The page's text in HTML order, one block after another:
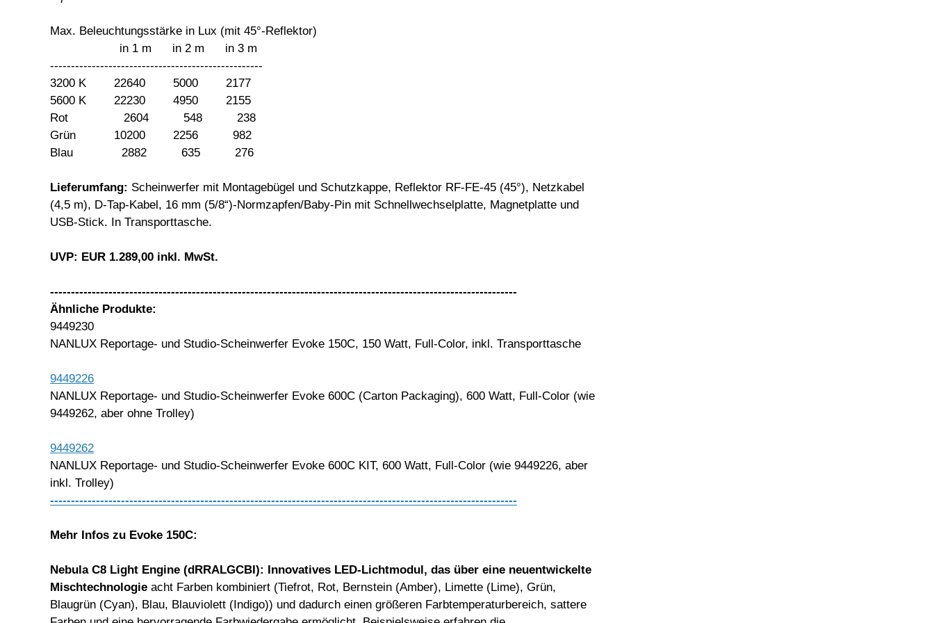
Max. Beleuchtungsstärke in Lux (mit 45°-Reflektor)
in 1 m in 2 m in 3 m
---------------------------------------------------
3200 K 22640 5000 2177
5600 K 22230 4950 2155
Rot 2604 548 238
Grün 10200 2256 982
Blau 2882 635 276
Lieferumfang: Scheinwerfer mit Montagebügel und Schutzkappe, Reflektor RF-FE-45 (45°), Netzkabel
(4,5 m), D-Tap-Kabel, 16 mm (5/8“)-Normzapfen/Baby-Pin mit Schnellwechselplatte, Magnetplatte und
USB-Stick. In Transporttasche.
UVP: EUR 1.289,00 inkl. MwSt.
----------------------------------------------------------------------------------------------------------------
Ähnliche Produkte:
9449230
NANLUX Reportage- und Studio-Scheinwerfer Evoke 150C, 150 Watt, Full-Color, inkl. Transporttasche
9449226
NANLUX Reportage- und Studio-Scheinwerfer Evoke 600C (Carton Packaging), 600 Watt, Full-Color (wie
9449262, aber ohne Trolley)
9449262
NANLUX Reportage- und Studio-Scheinwerfer Evoke 600C KIT, 600 Watt, Full-Color (wie 9449226, aber
inkl. Trolley)
----------------------------------------------------------------------------------------------------------------
Mehr Infos zu Evoke 150C:
Nebula C8 Light Engine (dRRALGCBI): Innovatives LED-Lichtmodul, das über eine neuentwickelte
Mischtechnologie acht Farben kombiniert (Tiefrot, Rot, Bernstein (Amber), Limette (Lime), Grün,
Blaugrün (Cyan), Blau, Blauviolett (Indigo)) und dadurch einen größeren Farbtemperaturbereich, sattere